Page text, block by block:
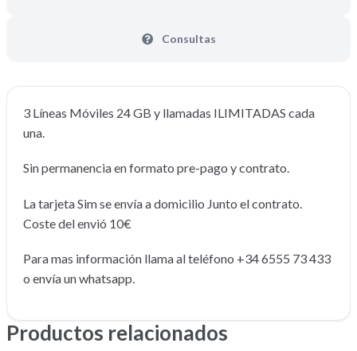
Consultas
3 Líneas Móviles 24 GB y llamadas ILIMITADAS cada
una.
Sin permanencia en formato pre-pago y contrato.
La tarjeta Sim se envía a domicilio Junto el contrato.
Coste del envió 10€
Para mas información llama al teléfono +34 6555 73 433
o envía un whatsapp.
Productos relacionados